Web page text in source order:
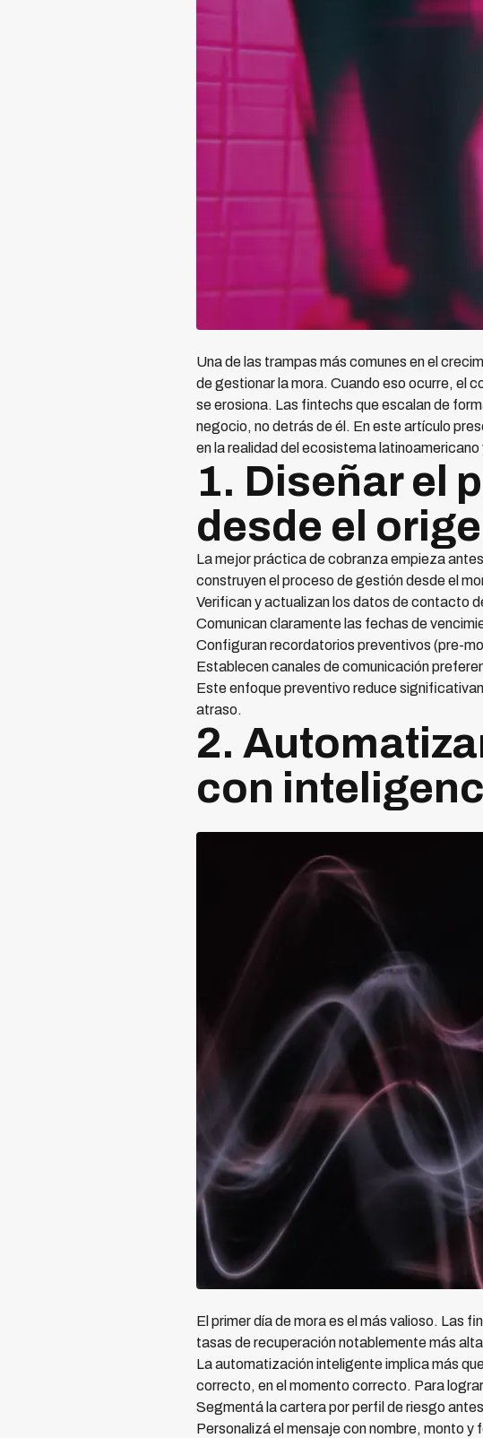
Una de las trampas más comunes en el
de gestionar la mora. Cuando eso ocurre, el
se erosiona. Las fintechs que escalan de
negocio, no detrás de él. En este artículo
en la realidad del ecosistema
1. Diseñar el
desde el
La mejor práctica de cobranza empieza
construyen el proceso de gestión desde el
Verifican y actualizan los datos de contacto
Comunican claramente las fechas de
Configuran recordatorios preventivos (pre-
Establecen canales de comunicación
Este enfoque preventivo reduce
atraso.
2.
con
El primer día de mora es el más valioso. Las
tasas de recuperación notablemente más
La automatización inteligente implica más
correcto, en el momento correcto. Para
Segmentá la cartera por perfil de riesgo
Personalizá el mensaje con nombre, monto